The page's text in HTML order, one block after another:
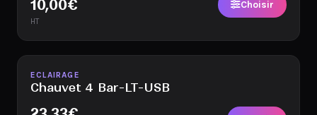
10,00€
HT
Choisir
Disponible
ECLAIRAGE
Chauvet 4 Bar-LT-USB